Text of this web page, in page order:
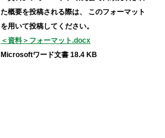
た概要を投稿される際は、
このフォーマット
を用いて投稿してください。
＜資料＞フォーマット.docx
Microsoftワード文書 18.4 KB